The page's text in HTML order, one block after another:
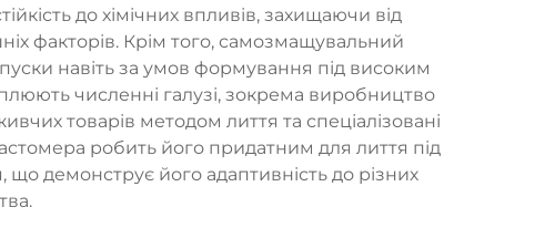
до хімічних впливів, захищаючи від
факторів. Крім того, самозмащувальний
навіть за умов формування під високим
численні галузі, зокрема виробництво
товарів методом лиття та спеціалізовані
робить його придатним для лиття під
демонструє його адаптивність до різних